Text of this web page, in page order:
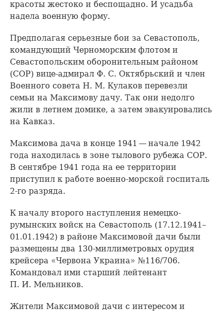
красоты жестоко и беспощадно. И усадьба
надела военную форму.
Предполагая серьезные бои за Севастополь,
командующий Черноморским флотом и
Севастопольским оборонительным районом
(СОР) вице-адмирал Ф. С. Октябрьский и член
Военного совета Н. М. Кулаков перевезли
семьи на Максимову дачу. Так они недолго
жили в летнем домике, а затем эвакуировались
на Кавказ.
Максимова дача в конце 1941 — начале 1942
года находилась в зоне тылового рубежа СОР.
В сентябре 1941 года на ее территории
приступил к работе военно-морской госпиталь
2-го разряда.
К началу второго наступления немецко-
румынских войск на Севастополь (17.12.1941–
01.01.1942) в районе Максимовой дачи были
размещены два 130-миллиметровых орудия
крейсера «Червона Украина» №116/706.
Командовал ими старший лейтенант
П. И. Мельников.
Жители Максимовой дачи с интересом и